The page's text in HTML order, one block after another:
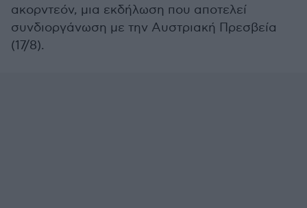
ακορντεόν, μια εκδήλωση που αποτελεί
συνδιοργάνωση με την Αυστριακή Πρεσβεία
(17/8).